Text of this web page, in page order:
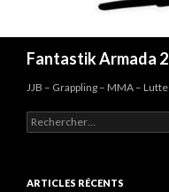
Fantastik Armada 2
JJB – Grappling – MMA – Lutte
Rechercher :
ARTICLES RÉCENTS